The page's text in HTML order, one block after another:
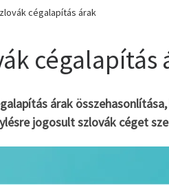
cégalapítás árak
cégalapítás
árak
jogosult szlovák céget